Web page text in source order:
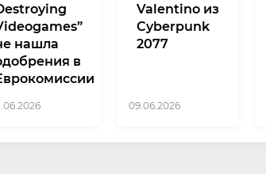
нашла
в
Valentino из
Cyberpunk
2077
09.06.2026